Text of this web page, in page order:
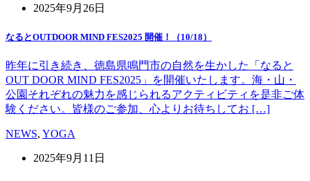
2025年9月26日
なるとOUTDOOR MIND FES2025 開催！（10/18）
昨年に引き続き、徳島県鳴門市の自然を生かした「なると
OUT DOOR MIND FES2025」を開催いたします。海・山・
公園それぞれの魅力を感じられるアクティビティを是非ご体
験ください。皆様のご参加、心よりお待ちしてお […]
NEWS, YOGA
2025年9月11日